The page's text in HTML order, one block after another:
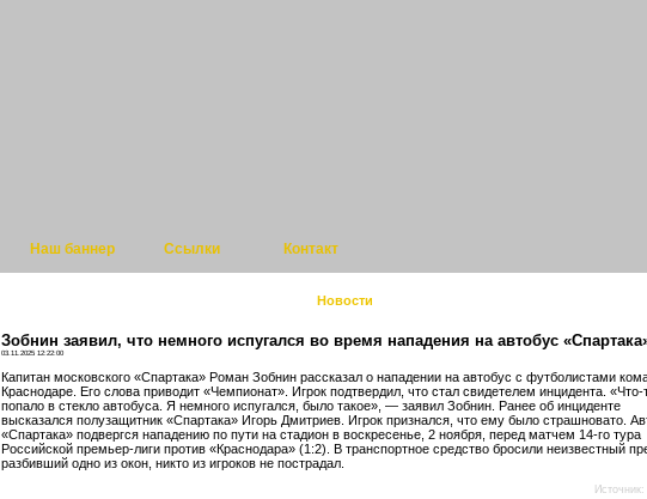
Наш баннер Ссылки Контакт
Новости
Зобнин заявил, что немного испугался во время нападения на автобус
03.11.2025 12:22:00
Капитан московского «Спартака» Роман Зобнин рассказал о нападении на автобус с футболистами
Краснодаре. Его слова приводит «Чемпионат». Игрок подтвердил, что стал свидетелем инцидента. «Что-
попало в стекло автобуса. Я немного испугался, было такое», — заявил Зобнин. Ранее об инциденте
высказался полузащитник «Спартака» Игорь Дмитриев. Игрок признался, что ему было страшновато.
«Спартака» подвергся нападению по пути на стадион в воскресенье, 2 ноября, перед матчем 14-го тура
Российской премьер-лиги против «Краснодара» (1:2). В транспортное средство бросили неизвестный
разбивший одно из окон, никто из игроков не пострадал.
Источник: